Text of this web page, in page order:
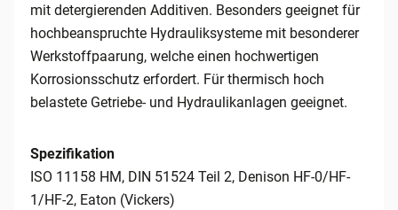
mit detergierenden Additiven. Besonders geeignet für
hochbeanspruchte Hydrauliksysteme mit besonderer
Werkstoffpaarung, welche einen hochwertigen
Korrosionsschutz erfordert. Für thermisch hoch
belastete Getriebe- und Hydraulikanlagen geeignet.
Spezifikation
ISO 11158 HM, DIN 51524 Teil 2, Denison HF-0/HF-
1/HF-2, Eaton (Vickers)